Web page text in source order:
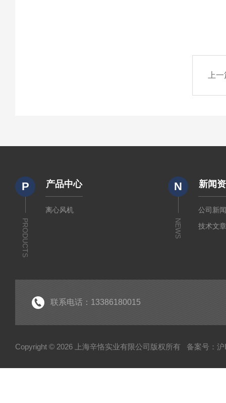
上
P
PRODUCTS
产品中心
离心风机
N
NEWS
新闻
公司新
技术文
联系电话：13386180015
Copyright © 2026 上海辛恪实业有限公司版权所有 备案号：